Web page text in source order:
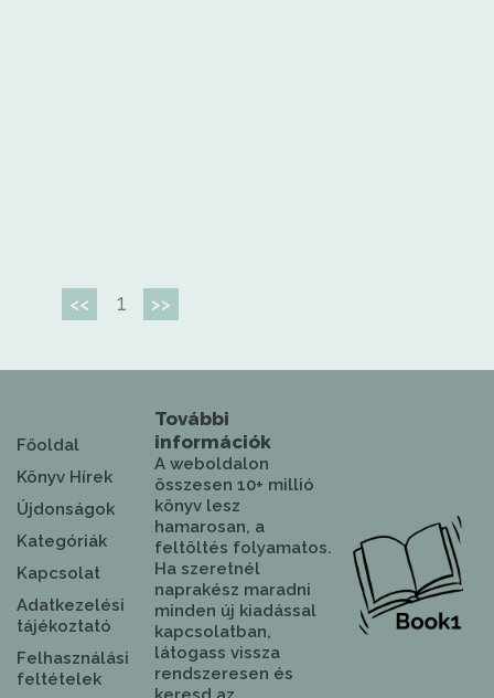
<< 1 >>
Főoldal
Könyv Hírek
Újdonságok
Kategóriák
Kapcsolat
Adatkezelési
tájékoztató
Felhasználási
feltételek
További
információk
A weboldalon
összesen 10+ millió
könyv lesz
hamarosan, a
feltöltés folyamatos.
Ha szeretnél
naprakész maradni
minden új kiadással
kapcsolatban,
látogass vissza
rendszeresen és